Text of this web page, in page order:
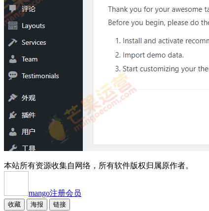
本站所有资源收集自网络，所有软件版权归属原作者。
mango注册会员
收藏 海报 链接